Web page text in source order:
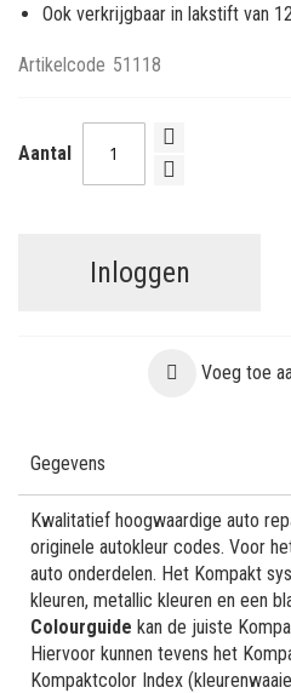
Ook verkrijgbaar in lakstift van
Artikelcode 51118
Aantal
Inloggen
Voeg toe
Gegevens
Kwalitatief hoogwaardige auto
originele autokleur codes. Voor
auto onderdelen. Het Kompakt
kleuren, metallic kleuren en een
Colourguide kan de juiste
Hiervoor kunnen tevens het
Kompaktcolor Index